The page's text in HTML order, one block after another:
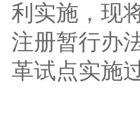
利实施，现
注册暂行办
革试点实施